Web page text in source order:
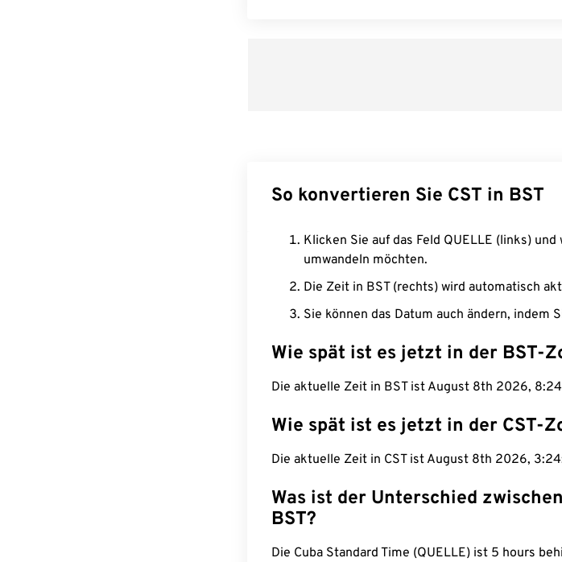
So konvertieren Sie CST in BST
Klicken Sie auf das Feld QUELLE (links)
umwandeln möchten.
Die Zeit in BST (rechts) wird automatisch
Sie können das Datum auch ändern, indem
Wie spät ist es jetzt in der BST-
Die aktuelle Zeit in BST ist August 8th 2026,
Wie spät ist es jetzt in der CST-
Die aktuelle Zeit in CST ist August 8th 2026,
Was ist der Unterschied
BST?
Die Cuba Standard Time (QUELLE) ist 5 hours